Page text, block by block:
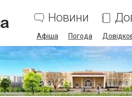
Новини
Афіша Погода